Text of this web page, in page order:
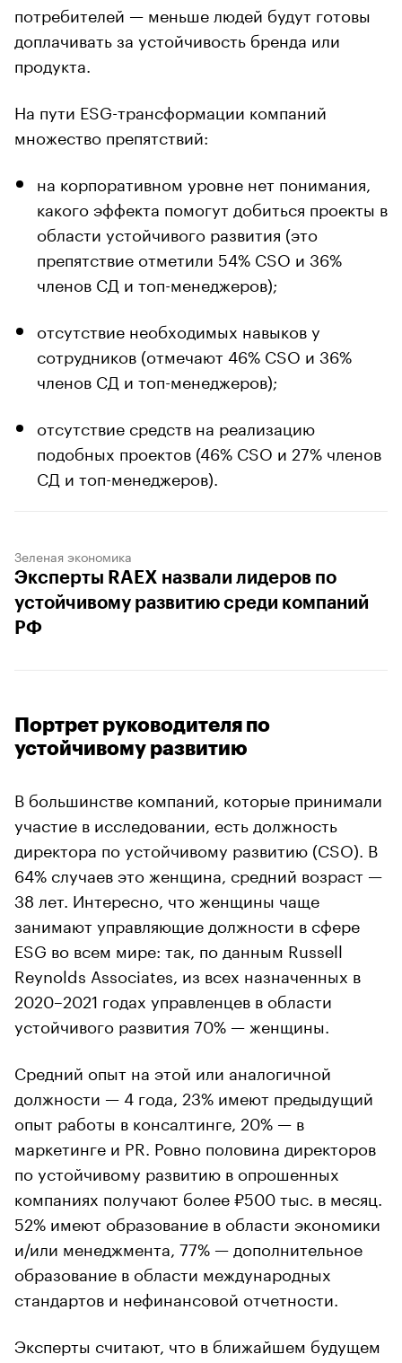
потребителей — меньше людей будут готовы
доплачивать за устойчивость бренда или
продукта.
На пути ESG-трансформации компаний
множество препятствий:
на корпоративном уровне нет понимания,
какого эффекта помогут добиться проекты в
области устойчивого развития (это
препятствие отметили 54% CSO и 36%
членов СД и топ-менеджеров);
отсутствие необходимых навыков у
сотрудников (отмечают 46% CSO и 36%
членов СД и топ-менеджеров);
отсутствие средств на реализацию
подобных проектов (46% CSO и 27% членов
СД и топ-менеджеров).
Зеленая экономика
Эксперты RAEX назвали лидеров по
устойчивому развитию среди компаний
РФ
Портрет руководителя по
устойчивому развитию
В большинстве компаний, которые принимали
участие в исследовании, есть должность
директора по устойчивому развитию (CSO). В
64% случаев это женщина, средний возраст —
38 лет. Интересно, что женщины чаще
занимают управляющие должности в сфере
ESG во всем мире: так, по данным Russell
Reynolds Associates, из всех назначенных в
2020–2021 годах управленцев в области
устойчивого развития 70% — женщины.
Средний опыт на этой или аналогичной
должности — 4 года, 23% имеют предыдущий
опыт работы в консалтинге, 20% — в
маркетинге и PR. Ровно половина директоров
по устойчивому развитию в опрошенных
компаниях получают более ₽500 тыс. в месяц.
52% имеют образование в области экономики
и/или менеджмента, 77% — дополнительное
образование в области международных
стандартов и нефинансовой отчетности.
Эксперты считают, что в ближайшем будущем